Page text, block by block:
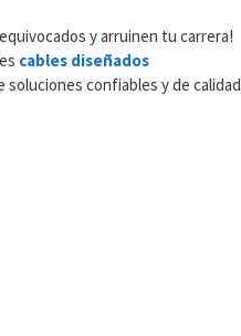
y arruinen tu carrera!
cables diseñados
confiables y de calidad